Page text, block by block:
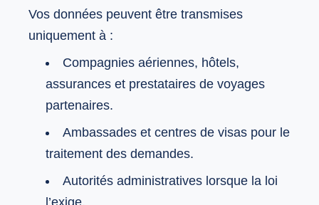
Vos données peuvent être transmises
uniquement à :
Compagnies aériennes, hôtels,
assurances et prestataires de voyages
partenaires.
Ambassades et centres de visas pour le
traitement des demandes.
Autorités administratives lorsque la loi
l’exige.